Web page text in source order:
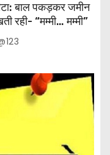
बाल पकड़कर जमीन
रही- “मम्मी… मम्मी”